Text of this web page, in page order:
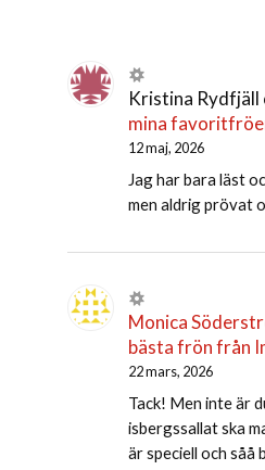
Kristina Rydfjäll
mina
12 maj, 2026
Jag har bara läst
men aldrig prövat
Monica
bästa frön från
22 mars, 2026
Tack! Men inte är
isbergssallat ska
är speciell och såå